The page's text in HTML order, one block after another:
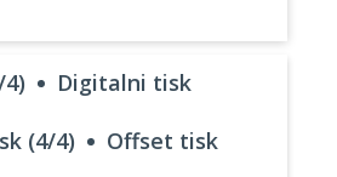
Digitalni tisk
(4/4) Offset tisk